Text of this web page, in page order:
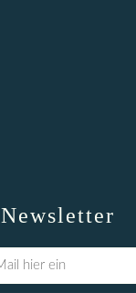
Newsletter